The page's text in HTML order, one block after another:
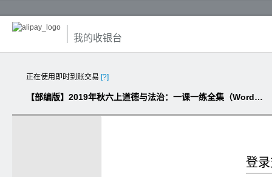
我的收银台
正在使用即时到账交易 [?]
【部编版】2019年秋六上道德与法治：一课一练全集（Word版书稿，含答案）
登